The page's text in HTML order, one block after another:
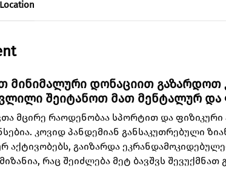
Location
მინიმალური დონაციით
შეიტანოთ მათ მენტალურ და
მცირე რაოდენობაა სპორტით და ფიზიკური
კოვიდ პანდემიან განსაკუთრებული
აქტივობებს, გაიზარდა
რაც შეიძლება მეტ ბავშვს შევუქმნათ